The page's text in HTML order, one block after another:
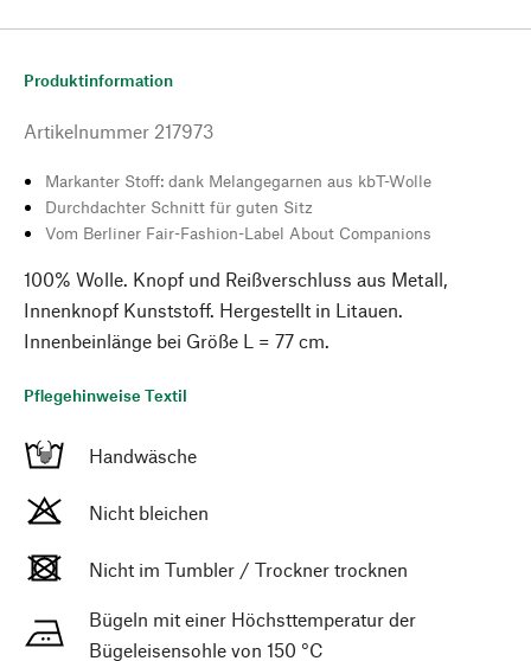
Produktinformation
Artikelnummer 217973
Markanter Stoff: dank Melangegarnen aus kbT-Wolle
Durchdachter Schnitt für guten Sitz
Vom Berliner Fair-Fashion-Label About Companions
100% Wolle. Knopf und Reißverschluss aus Metall,
Innenknopf Kunststoff. Hergestellt in Litauen.
Innenbeinlänge bei Größe L = 77 cm.
Pflegehinweise Textil
Handwäsche
Nicht bleichen
Nicht im Tumbler / Trockner trocknen
Bügeln mit einer Höchsttemperatur der
Bügeleisensohle von 150 °C